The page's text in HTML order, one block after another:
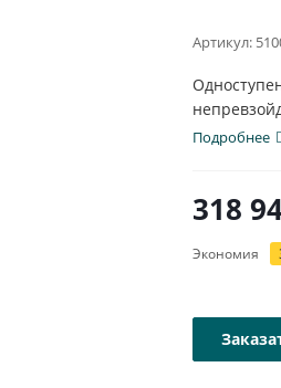
Артикул:
Подробнее
318
Экономия